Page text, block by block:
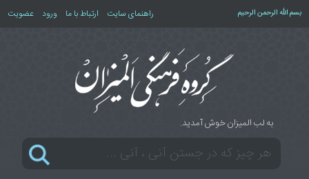
بسم الله الرحمن الرحیم راهنمای سایت ارتباط با ما ورود عضویت
به لب المیزان خوش آمدید.